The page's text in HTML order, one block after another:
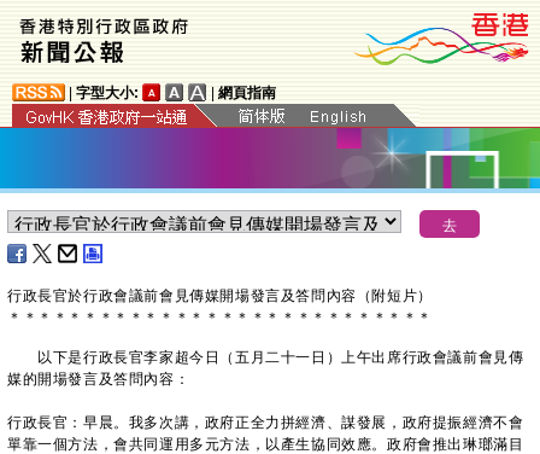
字型大小: 網頁指南
行政長官於行政會議前會見傳媒開場發言及答問內容（附短片）
＊ ＊ ＊ ＊ ＊ ＊ ＊ ＊ ＊ ＊ ＊ ＊ ＊ ＊ ＊ ＊ ＊ ＊ ＊ ＊ ＊ ＊ ＊ ＊ ＊ ＊ ＊ ＊
以下是行政長官李家超今日（五月二十一日）上午出席行政會議前會見傳
媒的開場發言及答問內容：
行政長官：早晨。我多次講，政府正全力拼經濟、謀發展，政府提振經濟不會
單靠一個方法，會共同運用多元方法，以產生協同效應。政府會推出琳瑯滿目